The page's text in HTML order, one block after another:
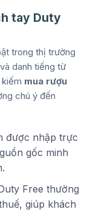
tay Duty
trong thị trường
danh tiếng từ
mua rượu
chú ý đến
được nhập trực
gốc minh
Free thường
giúp khách